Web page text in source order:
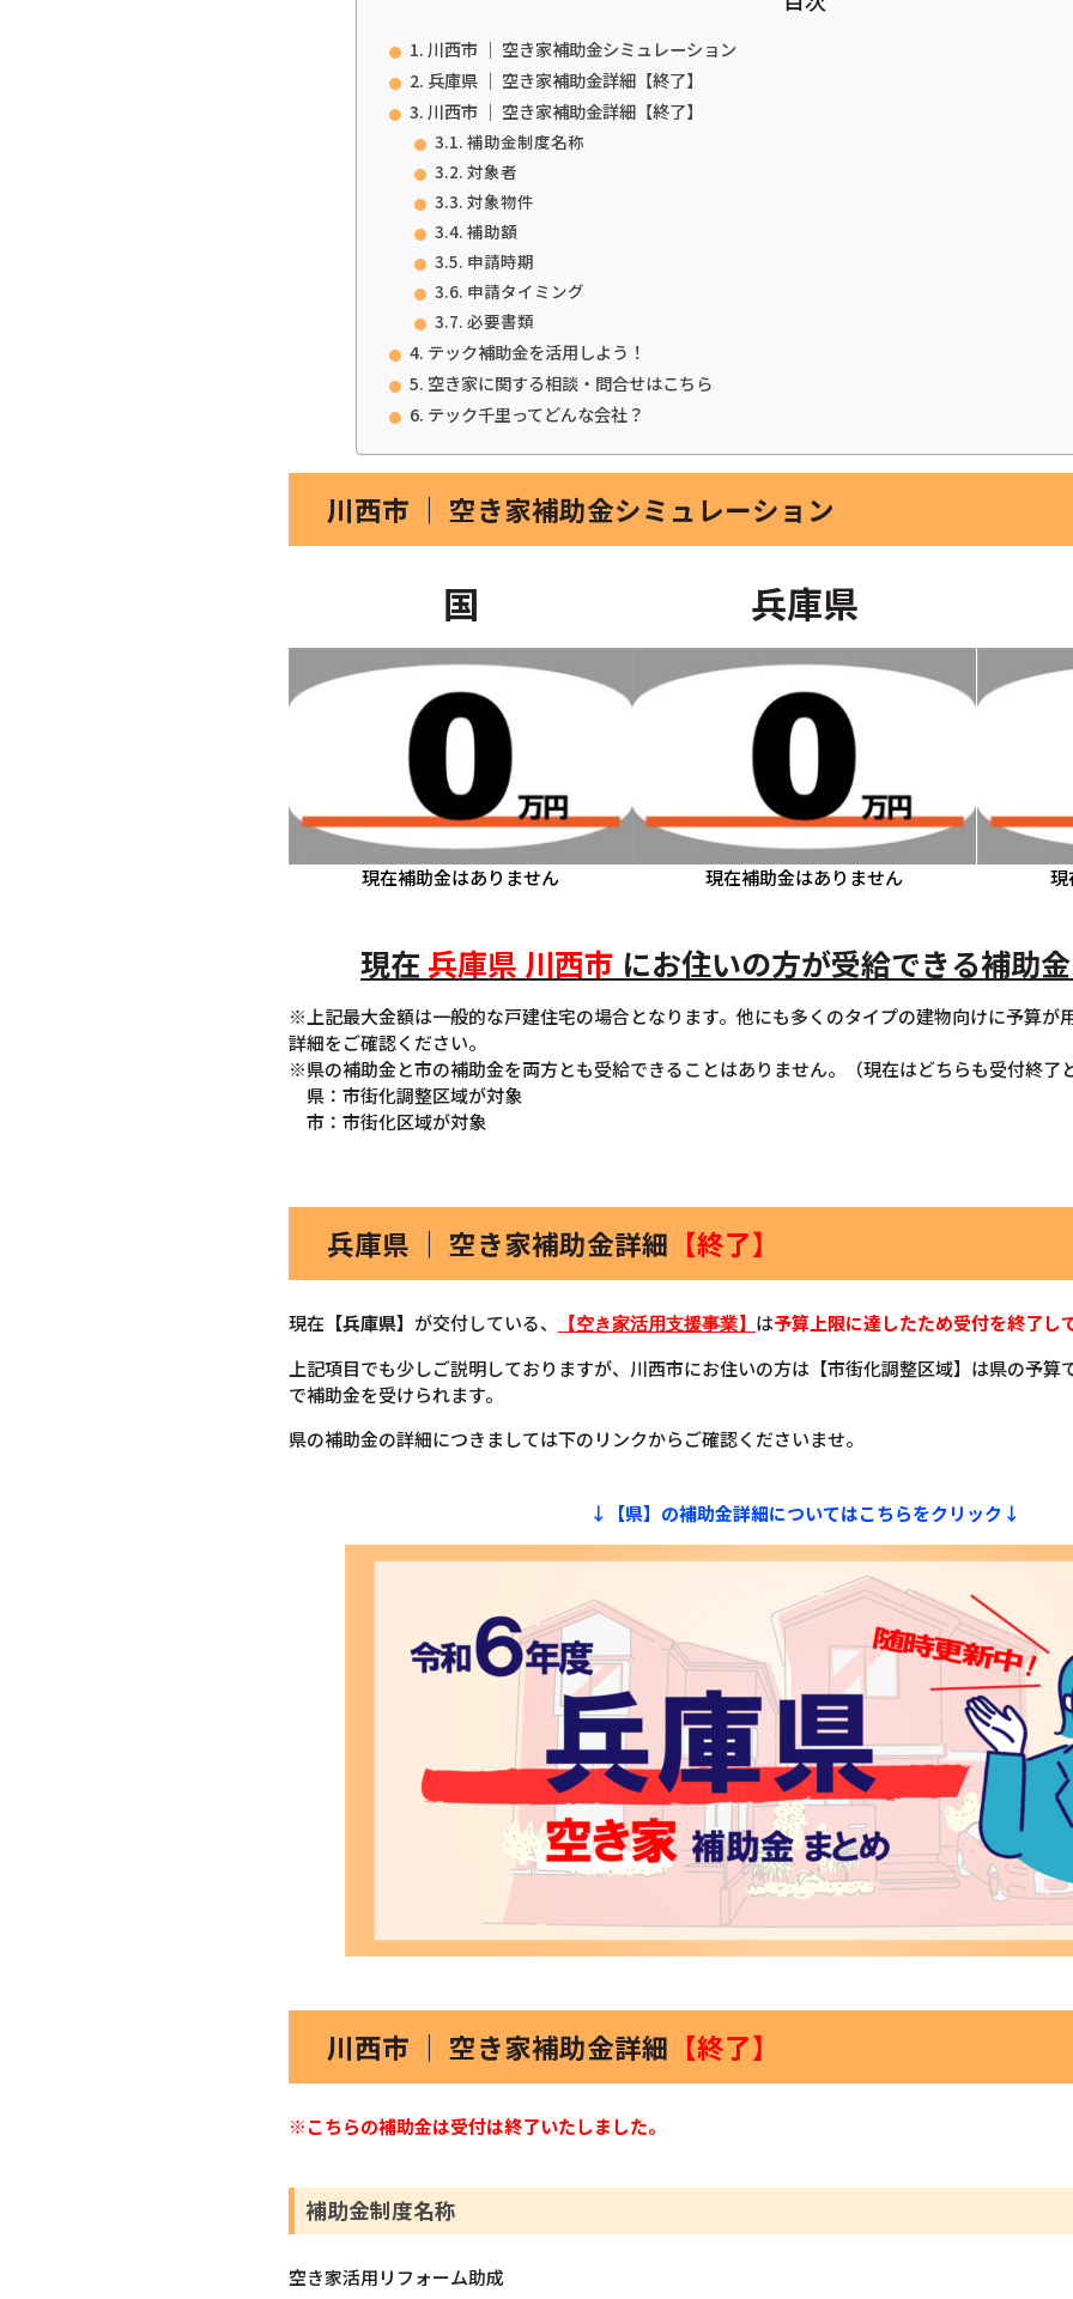
川西市 ｜ 空き家補助金シミュレーション
兵庫県 ｜ 空き家補助金詳細【終了】
川西市 ｜ 空き家補助金詳細【終了】
補助金制度名称
対象者
対象物件
補助額
申請時期
申請タイミング
必要書類
テック補助金を活用しよう！
空き家に関する相談・問合せはこちら
テック千里ってどんな会社？
川西市 ｜ 空き家補助金シミュレーション
国
現在補助金はありません
兵庫県
現在補助金はありません 現
現在 兵庫県 川西市 にお住いの方が受給できる補助
※上記最大金額は一般的な戸建住宅の場合となります。他にも多くのタイプの建物向けに予算が
詳細をご確認ください。
※県の補助金と市の補助金を両方とも受給できることはありません。（現在はどちらも受付終了
県：市街化調整区域が対象
市：市街化区域が対象
兵庫県 ｜ 空き家補助金詳細 【終了】
現在 【兵庫県】 が交付している、 【空き家活用支援事業】 は予算上限に達したため受付を終了し
上記項目でも少しご説明しておりますが、川西市にお住いの方は【市街化調整区域】は県の予算
で補助金を受けられます。
県の補助金の詳細につきましては下のリンクからご確認くださいませ。
↓【県】の補助金詳細についてはこちらをクリック↓
川西市 ｜ 空き家補助金詳細 【終了】
※こちらの補助金は受付は終了いたしました。
補助金制度名称
空き家活用リフォーム助成